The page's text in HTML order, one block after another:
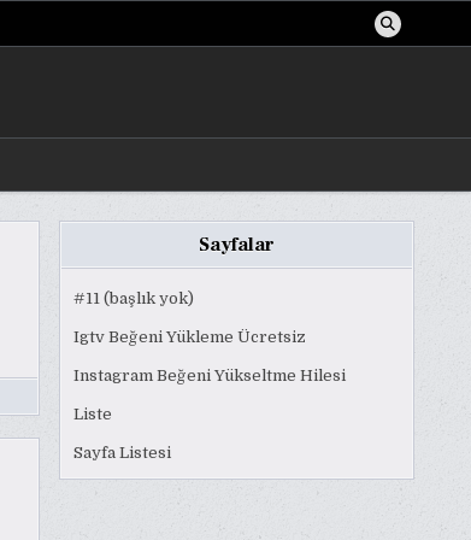
Sayfalar
#11 (başlık yok)
Igtv Beğeni Yükleme Ücretsiz
Instagram Beğeni Yükseltme Hilesi
Liste
Sayfa Listesi